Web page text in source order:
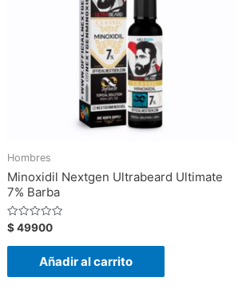
Hombres
Minoxidil Nextgen Ultrabeard Ultimate
7% Barba
Valorado
con
0
$49900
Añadir al carrito